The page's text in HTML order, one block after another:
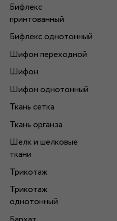
Бифлекс
принтованный
Бифлекс однотонный
Шифон переходной
Шифон
Шифон однотонный
Ткань сетка
Ткань органза
Шелк и шелковые
ткани
Трикотаж
Трикотаж
однотонный